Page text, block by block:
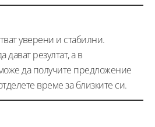
уверени и стабилни.
дават резултат, а в
да получите предложение
време за близките си.